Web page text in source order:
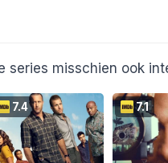
series misschien ook
7.4 7.1